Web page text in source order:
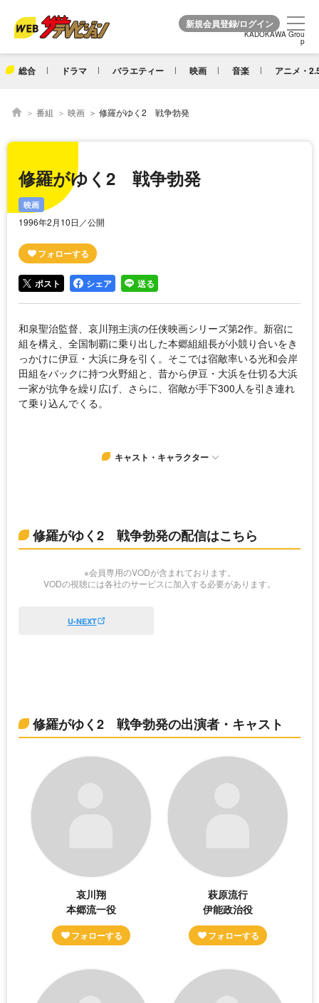
KADOKAWA Grou
p
総合 ドラマ バラエティー 映画 音楽 アニメ・
KADOKAWA Grou
p
番組 映画 修羅がゆく2 戦争勃発
修羅がゆく2 戦争勃発
映画
1996年2月10日／公開
ポスト シェア 送る
和泉聖治監督、哀川翔主演の任侠映画シリーズ第2作。新宿に
組を構え、全国制覇に乗り出した本郷組組長が小競り合いをき
っかけに伊豆・大浜に身を引く。そこでは宿敵率いる光和会岸
田組をバックに持つ火野組と、昔から伊豆・大浜を仕切る大浜
一家が抗争を繰り広げ、さらに、宿敵が手下300人を引き連れ
て乗り込んでくる。
キャスト・キャラクター
修羅がゆく2 戦争勃発の配信はこちら
※会員専用のVODが含まれております。
VODの視聴には各社のサービスに加入する必要があります。
U-NEXT
修羅がゆく2 戦争勃発の出演者・キャスト
哀川翔
本郷流一役
萩原流行
伊能政治役